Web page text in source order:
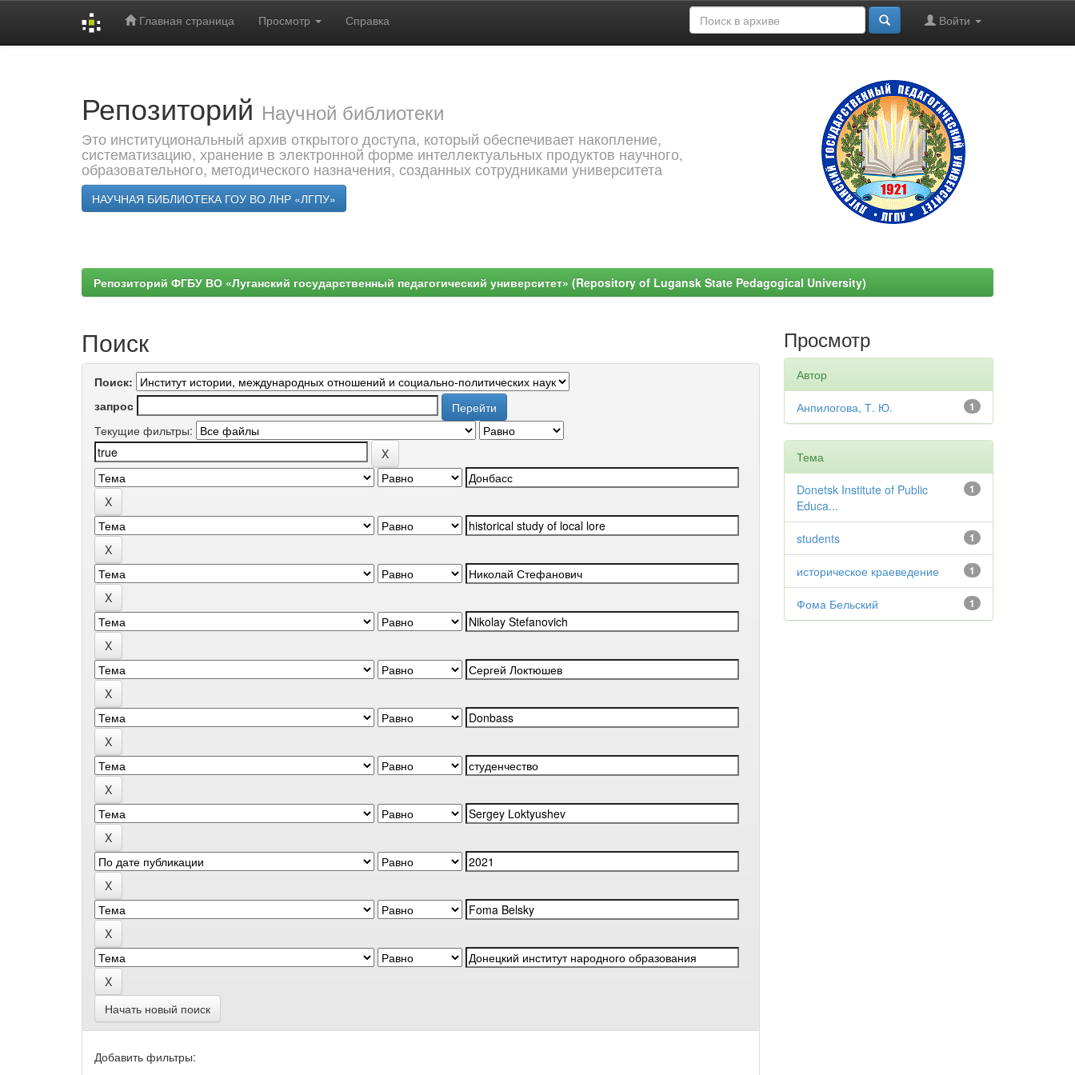
Главная страница Просмотр Справка Войти
Репозиторий Научной библиотеки
Это институциональный архив открытого доступа, который обеспечивает накопление,
систематизацию, хранение в электронной форме интеллектуальных продуктов научного,
образовательного, методического назначения, созданных сотрудниками университета
НАУЧНАЯ БИБЛИОТЕКА ГОУ ВО ЛНР «ЛГПУ»
Репозиторий ФГБУ ВО «Луганский государственный педагогический университет» (Repository of Lugansk State Pedagogical University)
Поиск
Поиск:
запрос
Текущие фильтры:
Начать новый поиск
Добавить фильтры:
Просмотр
Автор
1
Анпилогова, Т. Ю.
Тема
1
Donetsk Institute of Public
Educa...
1
students
1
историческое краеведение
1
Фома Бельский